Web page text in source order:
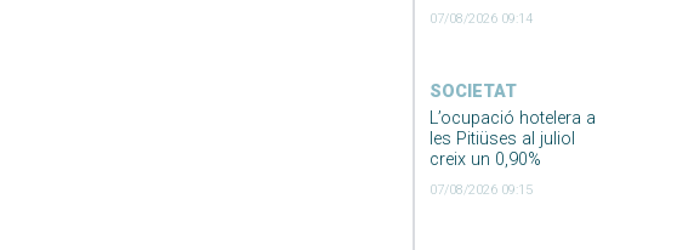
07/08/2026 09:14
SOCIETAT
L’ocupació hotelera a
les Pitiüses al juliol
creix un 0,90%
07/08/2026 09:15